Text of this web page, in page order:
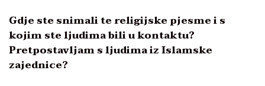
Gdje ste snimali te religijske pjesme i s
kojim ste ljudima bili u kontaktu?
Pretpostavljam s ljudima iz Islamske
zajednice?